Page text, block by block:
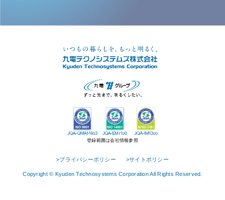
登録範囲は会社情報参照
>プライバシーポリシー >サイトポリシー
Copyright © Kyuden Technosystems Corporation All Rights Reserved.